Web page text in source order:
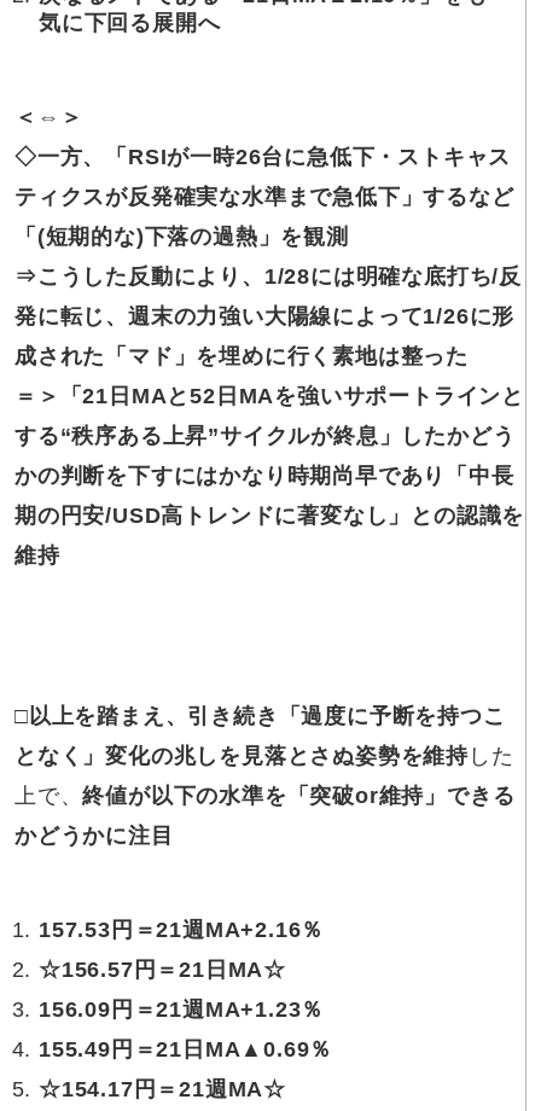
気に下回る展開へ
＜⇔＞
◇一方、「RSIが一時26台に急低下・ストキャス
ティクスが反発確実な水準まで急低下」するなど
「(短期的な)下落の過熱」を観測
⇒こうした 反動により、1/28には明確な底打ち/反
発に転じ、 週末の力強い大陽線によって1/26に形
成された「マド」を埋めに行く素地は整った
＝＞
「21日MAと52日MAを強いサポートラインと
する“秩序ある上昇”サイクルが終息」したかどう
かの判断を下すにはかなり時期尚早であり「中長
期の円安/USD高トレンドに著変なし」との認識を
維持
□以上を踏まえ 、引き続き「過度に予断を持つこ
となく」変化の兆しを見落とさぬ姿勢を維持 した
上で、終値が以下の水準を「突破or維持」できる
かどうかに注目
157.53円 ＝21週MA+2.16％
☆156.57円 ＝21日MA☆
156.09円 ＝21週MA+1.23％
155.49円 ＝21日MA▲0.69％
☆154.17円 ＝21週MA☆